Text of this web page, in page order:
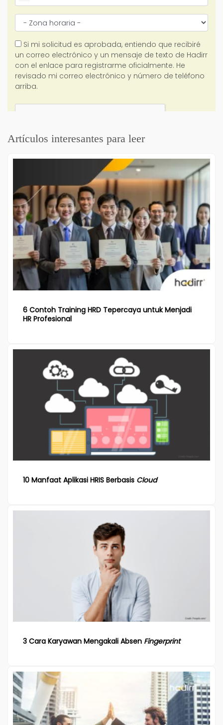
Artículos interesantes para leer
6 Contoh Training HRD Tepercaya untuk Menjadi
HR Profesional
10 Manfaat Aplikasi HRIS Berbasis Cloud
3 Cara Karyawan Mengakali Absen Fingerprint